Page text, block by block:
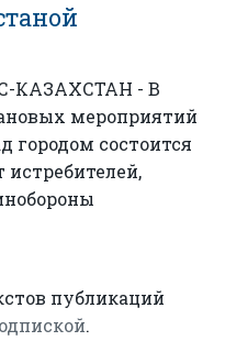
КАЗАХСТАН - В
мероприятий
городом состоится
публикаций
.